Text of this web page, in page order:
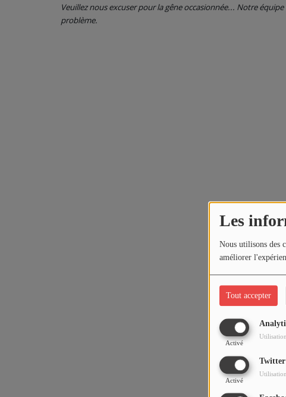
Les
Nous utilisons des
améliorer
Tout accepter
Activé
Twitter
Activé
Veuillez nous excuser pour la gêne occasionnée... Notre
problème.